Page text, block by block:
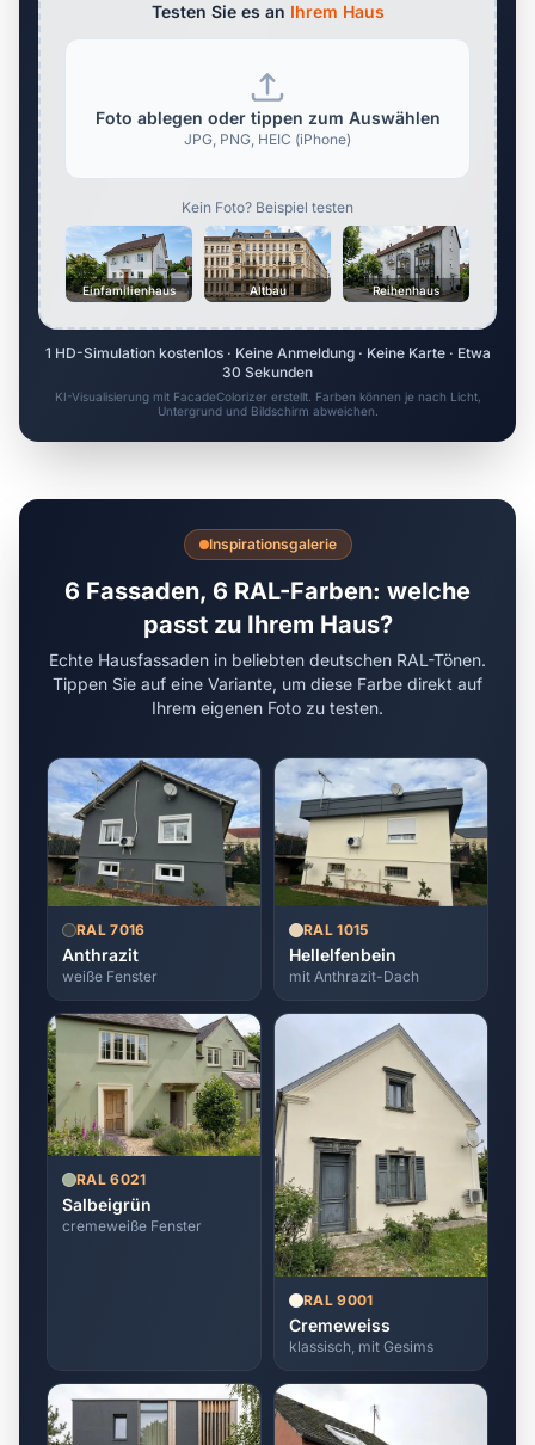
Testen Sie es an Ihrem Haus
Foto ablegen oder tippen zum Auswählen
JPG, PNG, HEIC (iPhone)
Kein Foto? Beispiel testen
Einfamilienhaus Altbau Reihenhaus
1 HD-Simulation kostenlos · Keine Anmeldung · Keine Karte · Etwa
30 Sekunden
KI-Visualisierung mit FacadeColorizer erstellt. Farben können je nach Licht,
Untergrund und Bildschirm abweichen.
Inspirationsgalerie
6 Fassaden, 6 RAL-Farben: welche
passt zu Ihrem Haus?
Echte Hausfassaden in beliebten deutschen RAL-Tönen.
Tippen Sie auf eine Variante, um diese Farbe direkt auf
Ihrem eigenen Foto zu testen.
RAL 7016
Anthrazit
weiße Fenster
RAL 1015
Hellelfenbein
mit Anthrazit-Dach
RAL 6021
Salbeigrün
cremeweiße Fenster
RAL 9001
Cremeweiss
klassisch, mit Gesims